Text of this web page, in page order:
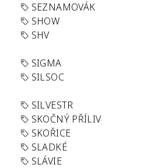
SEZNAMOVÁK
SHOW
SHV
SIGMA
SILSOC
SILVESTR
SKOČNÝ PŘÍLIV
SKOŘICE
SLADKÉ
SLÁVIE